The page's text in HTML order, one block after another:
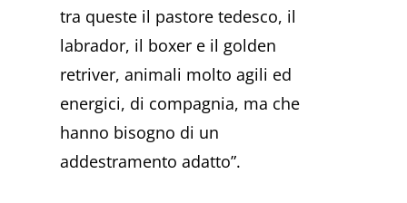
tra queste il pastore tedesco, il
labrador, il boxer e il golden
retriver, animali molto agili ed
energici, di compagnia, ma che
hanno bisogno di un
addestramento adatto”.